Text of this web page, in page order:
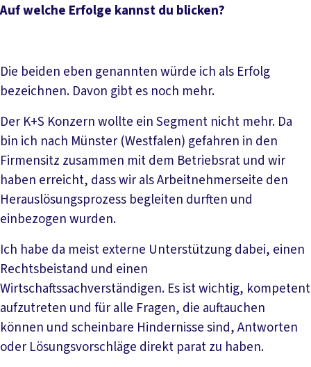
Auf welche Erfolge kannst du blicken?
Die beiden eben genannten würde ich als Erfolg
bezeichnen. Davon gibt es noch mehr.
Der K+S Konzern wollte ein Segment nicht mehr. Da
bin ich nach Münster (Westfalen) gefahren in den
Firmensitz zusammen mit dem Betriebsrat und wir
haben erreicht, dass wir als Arbeitnehmerseite den
Herauslösungsprozess begleiten durften und
einbezogen wurden.
Ich habe da meist externe Unterstützung dabei, einen
Rechtsbeistand und einen
Wirtschaftssachverständigen. Es ist wichtig, kompetent
aufzutreten und für alle Fragen, die auftauchen
können und scheinbare Hindernisse sind, Antworten
oder Lösungsvorschläge direkt parat zu haben.